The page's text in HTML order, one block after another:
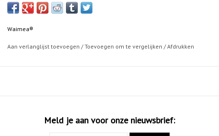
• aantreklus achter de hiel
Waimea®
Aan verlanglijst toevoegen /Toevoegen om te vergelijken /Afdrukken
Meld je aan voor onze nieuwsbrief: